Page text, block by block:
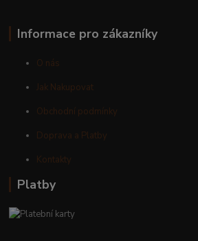
Informace pro zákazníky
O nás
Jak Nakupovat
Obchodní podmínky
Doprava a Platby
Kontakty
Platby